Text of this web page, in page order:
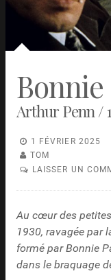
Arthur Penn /
1 FÉVRIER 2025
TOM
LAISSER UN
Au cœur des
1930, ravagée par
formé par Bonnie
dans le braquage